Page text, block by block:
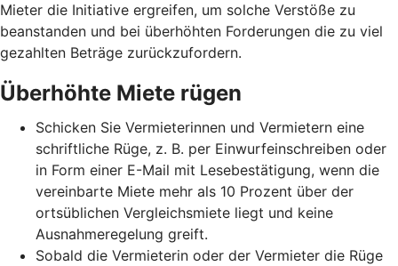
Mieter die Initiative ergreifen, um solche Verstöße zu
beanstanden und bei überhöhten Forderungen die zu viel
gezahlten Beträge zurückzufordern.
Überhöhte Miete rügen
Schicken Sie Vermieterinnen und Vermietern eine
schriftliche Rüge, z. B. per Einwurfeinschreiben oder
in Form einer E-Mail mit Lesebestätigung, wenn die
vereinbarte Miete mehr als 10 Prozent über der
ortsüblichen Vergleichsmiete liegt und keine
Ausnahmeregelung greift.
Sobald die Vermieterin oder der Vermieter die Rüge